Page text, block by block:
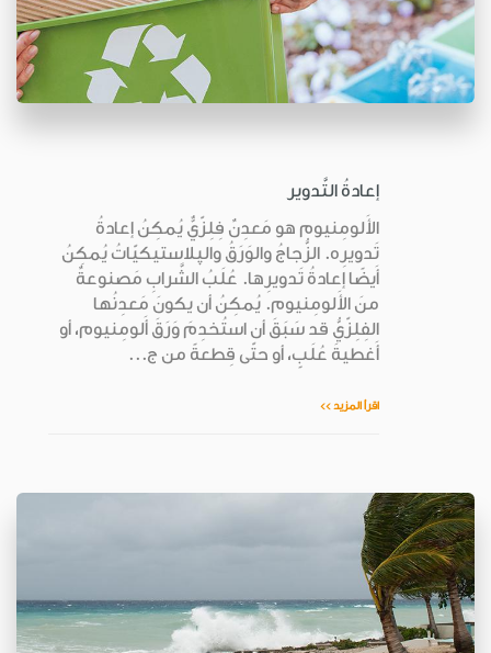
إعادةُ التَّدوير
الأَلومِنيوم هو مَعدِنٌ فِلِزّيٌّ يُمكِنُ إعادةُ
تَدويرِه. الزُّجاجُ والوَرَقُ والپلاستيكيّاتُ يُمكِنُ
أَيضًا إعادةُ تَدويرِها. عُلَبُ الشَّرابِ مَصنوعةٌ
منَ الأَلومِنيوم. يُمكِنُ أن يكونَ مَعدِنُها
الفِلِزّيُّ قد سَبَقَ أن استُخدِمَ وَرَقَ أَلومِنيوم، أو
أَغطيةَ عُلَبٍ، أو حتّى قِطعةً من ج...
اقرأ المزيد >>